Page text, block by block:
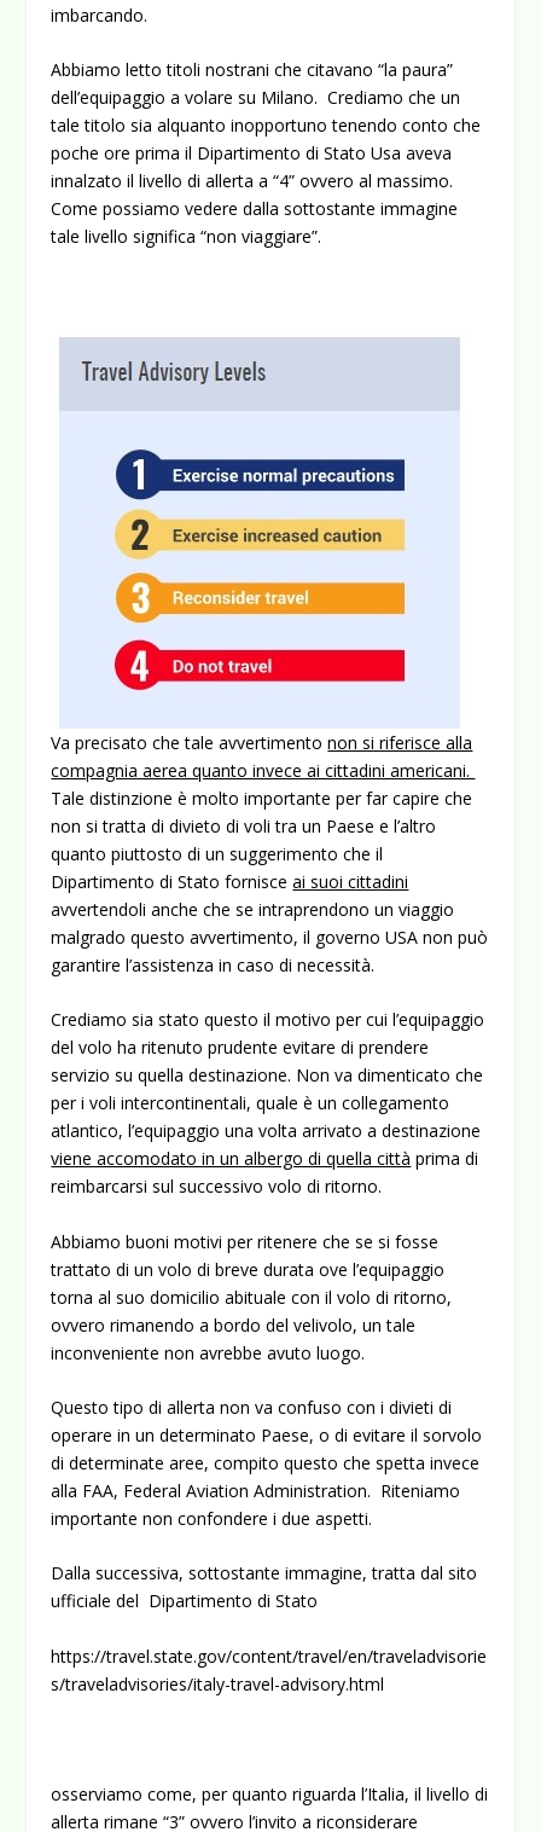
imbarcando.
Abbiamo letto titoli nostrani che citavano “la paura”
dell’equipaggio a volare su Milano. Crediamo che un
tale titolo sia alquanto inopportuno tenendo conto che
poche ore prima il Dipartimento di Stato Usa aveva
innalzato il livello di allerta a “4” ovvero al massimo.
Come possiamo vedere dalla sottostante immagine
tale livello significa “non viaggiare”.
Va precisato che tale avvertimentonon si riferisce alla
compagnia aerea quanto invece ai cittadini americani.
Tale distinzione è molto importante per far capire che
non si tratta di divieto di voli tra un Paese e l’altro
quanto piuttosto di un suggerimento che il
Dipartimento di Stato fornisceai suoi cittadini
avvertendoli anche che se intraprendono un viaggio
malgrado questo avvertimento, il governo USA non può
garantire l’assistenza in caso di necessità.
Crediamo sia stato questo il motivo per cui l’equipaggio
del volo ha ritenuto prudente evitare di prendere
servizio su quella destinazione. Non va dimenticato che
per i voli intercontinentali, quale è un collegamento
atlantico, l’equipaggio una volta arrivato a destinazione
viene accomodato in un albergo di quella città prima di
reimbarcarsi sul successivo volo di ritorno.
Abbiamo buoni motivi per ritenere che se si fosse
trattato di un volo di breve durata ove l’equipaggio
torna al suo domicilio abituale con il volo di ritorno,
ovvero rimanendo a bordo del velivolo, un tale
inconveniente non avrebbe avuto luogo.
Questo tipo di allerta non va confuso con i divieti di
operare in un determinato Paese, o di evitare il sorvolo
di determinate aree, compito questo che spetta invece
alla FAA, Federal Aviation Administration. Riteniamo
importante non confondere i due aspetti.
Dalla successiva, sottostante immagine, tratta dal sito
ufficiale del Dipartimento di Stato
https://travel.state.gov/content/travel/en/traveladvisorie
s/traveladvisories/italy-travel-advisory.html
osserviamo come, per quanto riguarda l’Italia, il livello di
allerta rimane “3” ovvero l’invito a riconsiderare